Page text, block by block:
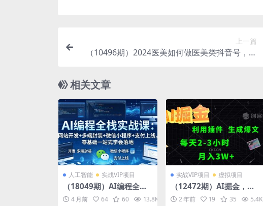
上一篇
（10496期）2024医美如何做医美类抖音号，本
相关文章
人工智能 实战VIP项目
（18049期）AI编程全栈
实战课：网站开发+多端封
4 月前 64 60 13.8K 10
实战VIP项目 虚拟项目
（12472期）AI掘金，利
用插件，每天干2-3小时，
2 年前 19 35 5.4K